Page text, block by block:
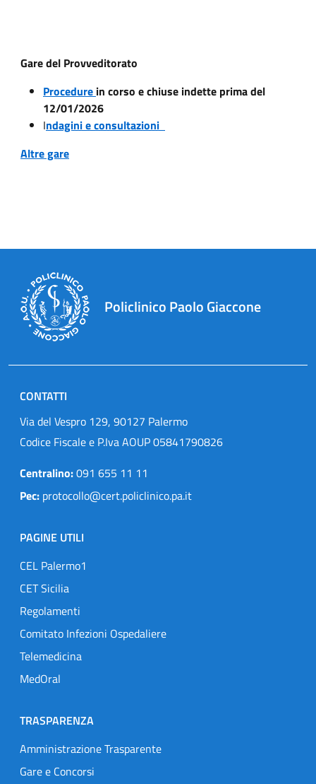
Gare del Provveditorato
Procedure in corso e chiuse indette prima del
12/01/2026
Indagini e consultazioni
Altre gare
Policlinico Paolo Giaccone
CONTATTI
Via del Vespro 129, 90127 Palermo
Codice Fiscale e P.Iva AOUP 05841790826
Centralino:091 655 11 11
Pec: protocollo@cert.policlinico.pa.it
PAGINE UTILI
CEL Palermo1
CET Sicilia
Regolamenti
Comitato Infezioni Ospedaliere
Telemedicina
MedOral
TRASPARENZA
Amministrazione Trasparente
Gare e Concorsi